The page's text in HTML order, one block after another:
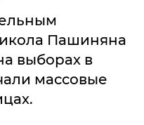
Пашиняна
выборах в
массовые